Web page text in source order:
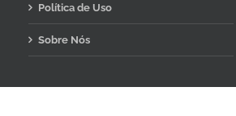
Política de Uso
Sobre Nós